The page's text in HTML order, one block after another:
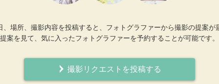
、場所、撮影内容を投稿すると、フォトグラファーから撮影の提案が
提案を見て、気に入ったフォトグラファーを予約することが可能です。
撮影リクエストを投稿する